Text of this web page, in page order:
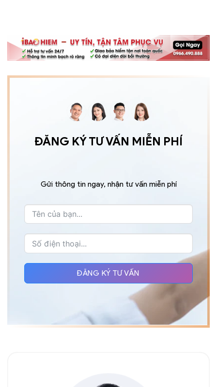
ĐĂNG KÝ TƯ VẤN MIỄN PHÍ
Gửi thông tin ngay, nhận tư vấn miễn phí
ĐĂNG KÝ TƯ VẤN